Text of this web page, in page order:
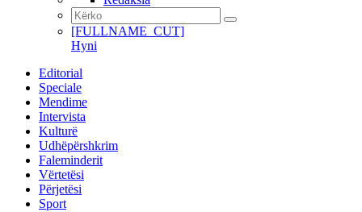
[FULLNAME_CUT]
Hyni
Editorial
Speciale
Mendime
Intervista
Kulturë
Udhëpërshkrim
Faleminderit
Vërtetësi
Përjetësi
Sport